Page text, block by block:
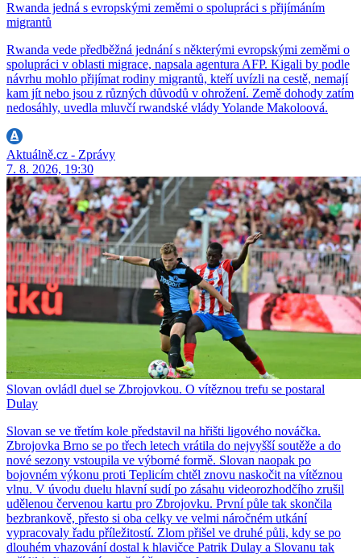
Rwanda jedná s evropskými zeměmi o spolupráci s přijímáním
migrantů
Rwanda vede předběžná jednání s některými evropskými zeměmi o
spolupráci v oblasti migrace, napsala agentura AFP. Kigali by podle
návrhu mohlo přijímat rodiny migrantů, kteří uvízli na cestě, nemají
kam jít nebo jsou z různých důvodů v ohrožení. Země dohody zatím
nedosáhly, uvedla mluvčí rwandské vlády Yolande Makoloová.
Aktuálně.cz - Zprávy
7. 8. 2026, 19:30
Slovan ovládl duel se Zbrojovkou. O vítěznou trefu se postaral
Dulay
Slovan se ve třetím kole představil na hřišti ligového nováčka.
Zbrojovka Brno se po třech letech vrátila do nejvyšší soutěže a do
nové sezony vstoupila ve výborné formě. Slovan naopak po
bojovném výkonu proti Teplicím chtěl znovu naskočit na vítěznou
vlnu. V úvodu duelu hlavní sudí po zásahu videorozhodčího zrušil
udělenou červenou kartu pro Zbrojovku. První půle tak skončila
bezbrankově, přesto si oba celky ve velmi náročném utkání
vypracovaly řadu příležitostí. Zlom přišel ve druhé půli, kdy se po
dlouhém vhazování dostal k hlavičce Patrik Dulay a Slovanu tak